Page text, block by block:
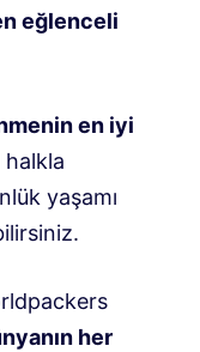
eğlenceli
en iyi
halkla
yaşamı
her